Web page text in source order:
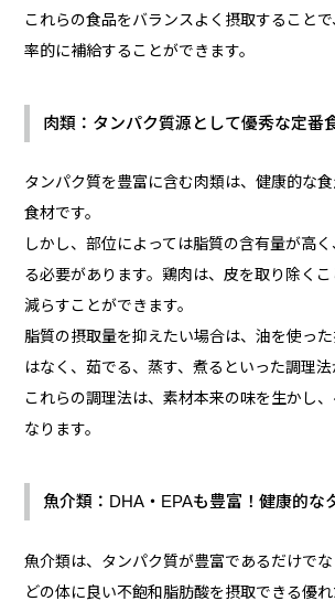
これらの食品をバランスよく摂取すること
率的に補給することができます。
肉類：タンパク質源として優秀な定番
タンパク質を豊富に含む肉類は、健康的な
食材です。
しかし、部位によっては脂質の含有量が高
る必要があります。鶏肉は、皮を取り除く
減らすことができます。
脂質の摂取量を抑えたい場合は、油を使っ
はなく、茹でる、蒸す、煮るといった調理法
これらの調理法は、素材本来の味を生かし
なります。
魚介類：DHA・EPAも豊富！健康的な
魚介類は、タンパク質が豊富であるだけで
どの体に良い不飽和脂肪酸を摂取できる優れ